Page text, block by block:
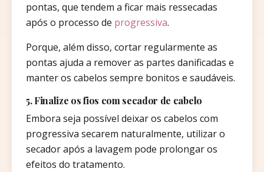
pontas, que tendem a ficar mais ressecadas
após o processo de progressiva.
Porque, além disso, cortar regularmente as
pontas ajuda a remover as partes danificadas e
manter os cabelos sempre bonitos e saudáveis.
5. Finalize os fios com secador de cabelo
Embora seja possível deixar os cabelos com
progressiva secarem naturalmente, utilizar o
secador após a lavagem pode prolongar os
efeitos do tratamento.